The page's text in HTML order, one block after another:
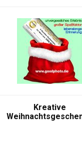
Kreative